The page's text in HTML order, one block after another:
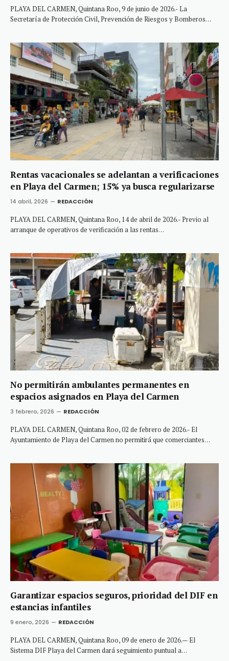
PLAYA DEL CARMEN, Quintana Roo, 9 de junio de 2026.- La
Secretaría de Protección Civil, Prevención de Riesgos y Bomberos…
Rentas vacacionales se adelantan a verificaciones
en Playa del Carmen; 15% ya busca regularizarse
14 abril, 2026 REDACCIÓN
PLAYA DEL CARMEN, Quintana Roo, 14 de abril de 2026.- Previo al
arranque de operativos de verificación a las rentas…
No permitirán ambulantes permanentes en
espacios asignados en Playa del Carmen
3 febrero, 2026 REDACCIÓN
PLAYA DEL CARMEN, Quintana Roo, 02 de febrero de 2026.- El
Ayuntamiento de Playa del Carmen no permitirá que comerciantes…
Garantizar espacios seguros, prioridad del DIF en
estancias infantiles
9 enero, 2026 REDACCIÓN
PLAYA DEL CARMEN, Quintana Roo, 09 de enero de 2026.— El
Sistema DIF Playa del Carmen dará seguimiento puntual a…